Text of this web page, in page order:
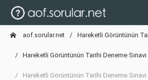
aof.sorular.net Hareketli Görüntünün
Hareketli Görüntünün Tarihi Deneme Sınavı
Hareketli Görüntünün Tarihi Deneme